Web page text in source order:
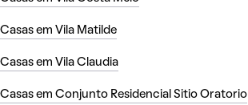
Casas em Vila Matilde
Casas em Vila Claudia
Casas em Conjunto Residencial Sitio Oratorio